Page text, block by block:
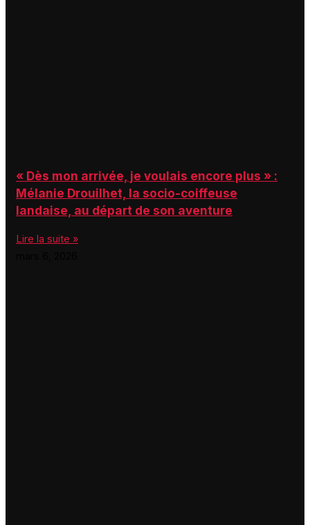
« Dès mon arrivée, je voulais encore plus » :
Mélanie Drouilhet, la socio-coiffeuse
landaise, au départ de son aventure
Lire la suite »